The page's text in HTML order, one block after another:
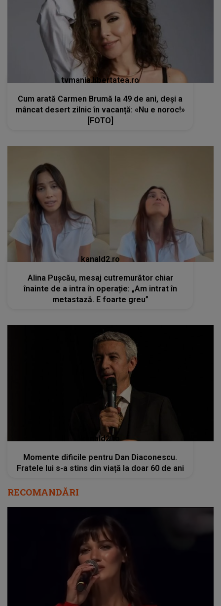
tvmania.libertatea.ro
Cum arată Carmen Brumă la 49 de ani, deși a
mâncat desert zilnic în vacanță: «Nu e noroc!»
[FOTO]
kanald2.ro
Alina Pușcău, mesaj cutremurător chiar
înainte de a intra în operație: „Am intrat în
metastază. E foarte greu”
kanald2.ro
Momente dificile pentru Dan Diaconescu.
Fratele lui s-a stins din viață la doar 60 de ani
RECOMANDĂRI